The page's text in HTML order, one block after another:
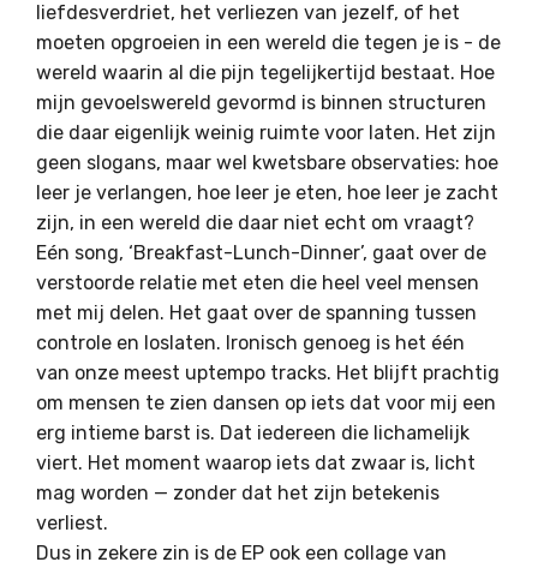
liefdesverdriet, het verliezen van jezelf, of het
moeten opgroeien in een wereld die tegen je is - de
wereld waarin al die pijn tegelijkertijd bestaat. Hoe
mijn gevoelswereld gevormd is binnen structuren
die daar eigenlijk weinig ruimte voor laten. Het zijn
geen slogans, maar wel kwetsbare observaties: hoe
leer je verlangen, hoe leer je eten, hoe leer je zacht
zijn, in een wereld die daar niet echt om vraagt?
Eén song, ‘Breakfast-Lunch-Dinner’, gaat over de
verstoorde relatie met eten die heel veel mensen
met mij delen. Het gaat over de spanning tussen
controle en loslaten. Ironisch genoeg is het één
van onze meest uptempo tracks. Het blijft prachtig
om mensen te zien dansen op iets dat voor mij een
erg intieme barst is. Dat iedereen die lichamelijk
viert. Het moment waarop iets dat zwaar is, licht
mag worden — zonder dat het zijn betekenis
verliest.
Dus in zekere zin is de EP ook een collage van